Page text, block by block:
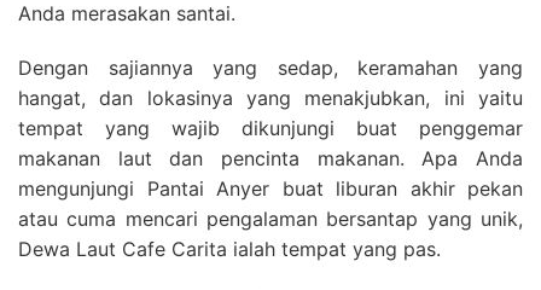
Anda merasakan santai.
Dengan sajiannya yang sedap, keramahan yang
hangat, dan lokasinya yang menakjubkan, ini yaitu
tempat yang wajib dikunjungi buat penggemar
makanan laut dan pencinta makanan. Apa Anda
mengunjungi Pantai Anyer buat liburan akhir pekan
atau cuma mencari pengalaman bersantap yang unik,
Dewa Laut Cafe Carita ialah tempat yang pas.